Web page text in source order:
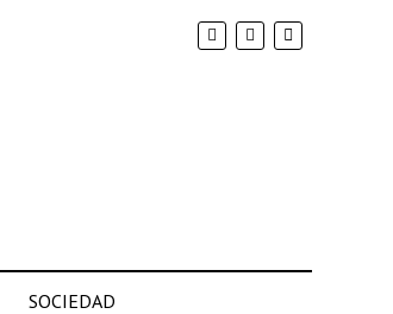
SOCIEDAD